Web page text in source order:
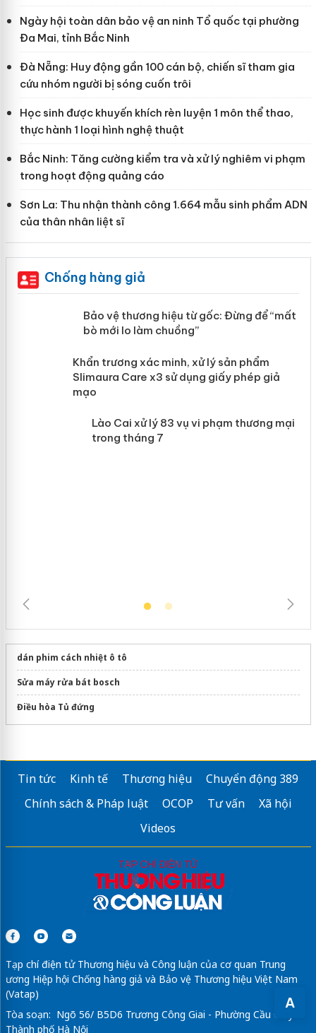
A
Ngày hội toàn dân bảo vệ an ninh Tổ quốc tại phường
Đa Mai, tỉnh Bắc Ninh
Đà Nẵng: Huy động gần 100 cán bộ, chiến sĩ tham gia
cứu nhóm người bị sóng cuốn trôi
Học sinh được khuyến khích rèn luyện 1 môn thể thao,
thực hành 1 loại hình nghệ thuật
Bắc Ninh: Tăng cường kiểm tra và xử lý nghiêm vi phạm
trong hoạt động quảng cáo
Sơn La: Thu nhận thành công 1.664 mẫu sinh phẩm ADN
của thân nhân liệt sĩ
Chống hàng giả
Bảo vệ thương hiệu từ gốc: Đừng để
“mất bò mới lo làm chuồng”
Slimaura Care x3 sử dụng giấy phép
giả mạo
dán phim cách nhiệt ô tô
Sửa máy rửa bát bosch
Điều hòa Tủ đứng
Tin tức Kinh tế Thương hiệu
Chuyển động 389
Chính sách & Pháp luật
OCOP Tư vấn
Xã hội
Videos
Tạp chí điện tử Thương hiệu và Công luận của cơ quan Trung
ương Hiệp hội Chống hàng giả và Bảo vệ Thương hiệu Việt Nam
(Vatap)
Tòa soạn: Ngõ 56/ B5D6 Trương Công Giai - Phường Cầu Giấy -
Thành phố Hà Nội